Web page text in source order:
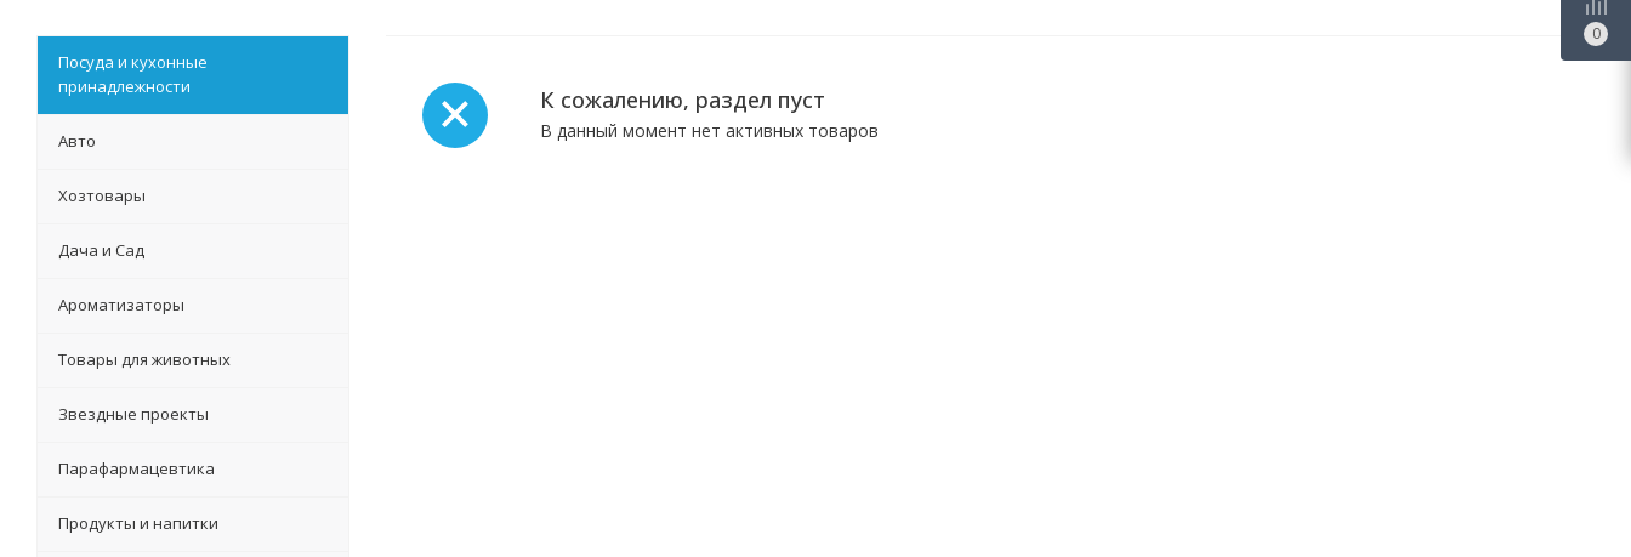
К сожалению, раздел пуст
В данный момент нет активных товаров
Посуда и кухонные
принадлежности
Авто
Хозтовары
Дача и Сад
Ароматизаторы
Товары для животных
Звездные проекты
Парафармацевтика
Продукты и напитки
0